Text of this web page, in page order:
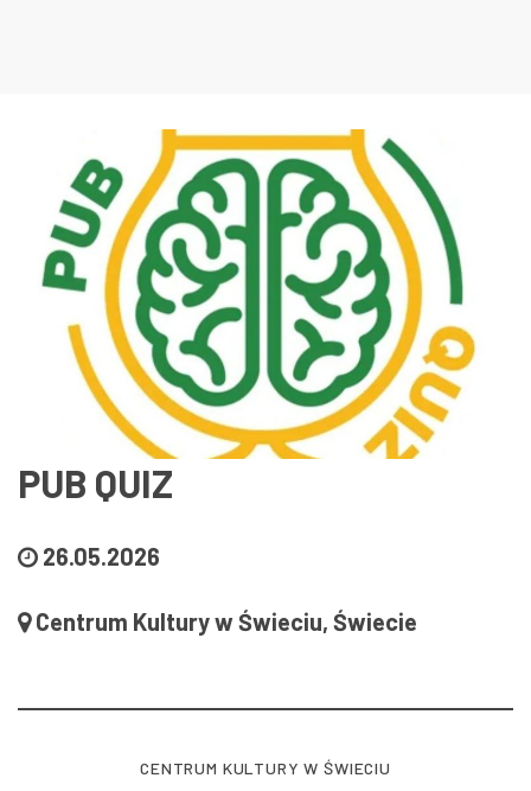
PUB QUIZ
26.05.2026
Centrum Kultury w Świeciu, Świecie
CENTRUM KULTURY W ŚWIECIU